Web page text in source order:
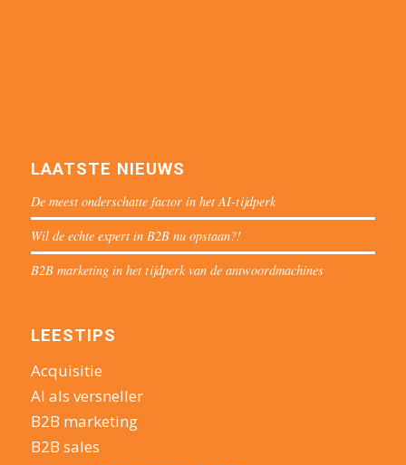
LAATSTE NIEUWS
De meest onderschatte factor in het AI-tijdperk
Wil de echte expert in B2B nu opstaan?!
B2B marketing in het tijdperk van de antwoordmachines
LEESTIPS
Acquisitie
AI als versneller
B2B marketing
B2B sales